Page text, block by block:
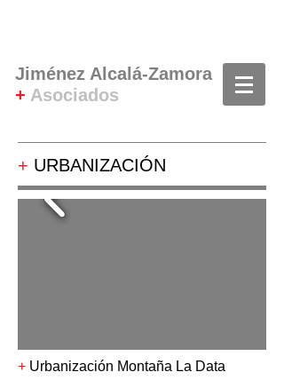
Jiménez Alcalá-Zamora
+ Asociados
+ URBANIZACIÓN
+ Urbanización Montaña La Data